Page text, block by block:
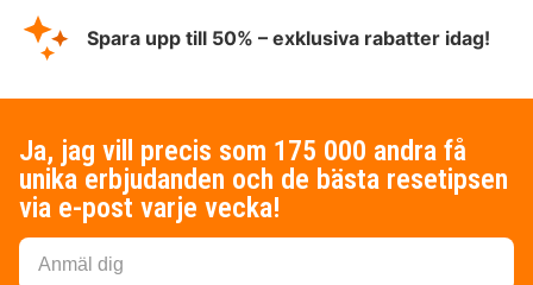
Spara upp till 50% – exklusiva rabatter idag!
Ja, jag vill precis som 175 000 andra få
unika erbjudanden och de bästa resetipsen
via e-post varje vecka!